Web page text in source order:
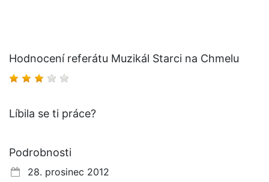
Hodnocení referátu Muzikál Starci na Chmelu
Líbila se ti práce?
Podrobnosti
28. prosinec 2012